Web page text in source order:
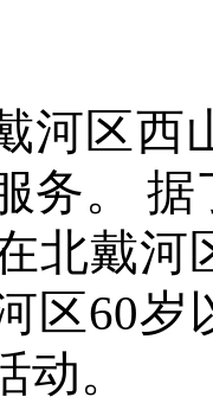
河区西
务。
据
北戴河
区60岁
。